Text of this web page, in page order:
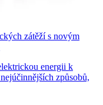
zátěží s novým
energii k
způsobů,